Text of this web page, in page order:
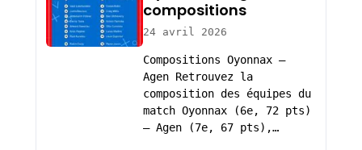
compositions
24 avril 2026
Compositions Oyonnax –
Agen Retrouvez la
composition des équipes du
match Oyonnax (6e, 72 pts)
– Agen (7e, 67 pts),…